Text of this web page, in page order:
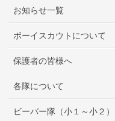
お知らせ一覧
ボーイスカウトについて
保護者の皆様へ
各隊について
ビーバー隊（小１～小２）